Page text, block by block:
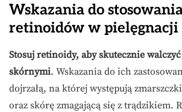
Wskazania do
retinoidów w pielęgnacji
Stosuj retinoidy, aby skutecznie
skórnymi. Wskazania do ich
dojrzałą, na której występują
oraz skórę zmagającą się z trądzikiem.